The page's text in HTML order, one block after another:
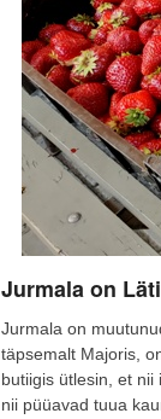
Jurmala on
Jurmala on
täpsemalt Majoris,
butiigis ütlesin, et
nii püüavad tuua